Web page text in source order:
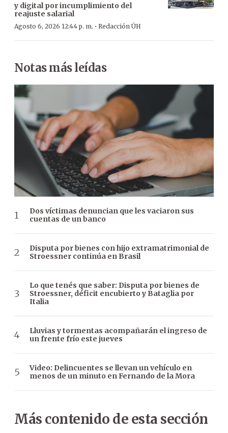
y digital por incumplimiento del
reajuste salarial
Agosto 6, 2026 12:44 p. m. · Redacción ÚH
Notas más leídas
Dos víctimas denuncian que les vaciaron sus
cuentas de un banco
Disputa por bienes con hijo extramatrimonial de
Stroessner continúa en Brasil
Lo que tenés que saber: Disputa por bienes de
Stroessner, déficit encubierto y Bataglia por
Italia
Lluvias y tormentas acompañarán el ingreso de
un frente frío este jueves
Video: Delincuentes se llevan un vehículo en
menos de un minuto en Fernando de la Mora
Más contenido de esta sección